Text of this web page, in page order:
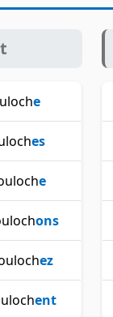
e
es
e
ons
ez
ent